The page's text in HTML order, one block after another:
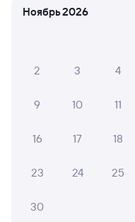
СМС-
Что нужно, чтобы
Как поменять билет
Как вернуть билет?
Что делать, если
пассажира?
Ноябрь 2026
2 3 4
9 10 11
16 17 18
23 24 25
30